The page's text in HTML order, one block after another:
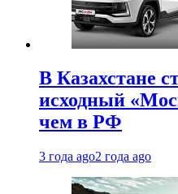
В Казахстане
исходный
чем в РФ
3 года ago2 года ago